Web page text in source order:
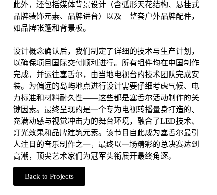
此外，还包括媒体背景设计（含弧形天花结构、悬挂式
品牌装饰元素、品牌讲台）以及一整套户外品牌配件，
如品牌帐篷和背景板。
设计概念确认后，我们制定了详细的技术与生产计划，
以确保项目国际交付顺利进行。所有组件均在中国制作
完成，并运往塞舌尔，由当地电视台的技术团队完成安
装。为偏远的岛屿地点进行设计需要仔细考虑气候、电
力标准和材料耐久性——这些都是塞舌尔活动制作的关
键因素。最终呈现的是一个专为电视转播量身打造的、
充满动感与视觉冲击力的舞台环境，融合了LED技术、
灯光效果和品牌建筑元素。该节目自此成为塞舌尔最引
人注目的音乐制作之一，最终以一场精彩的总决赛达到
高潮，顶尖艺术家们为冠军头衔展开最终角逐。
Back to Projects